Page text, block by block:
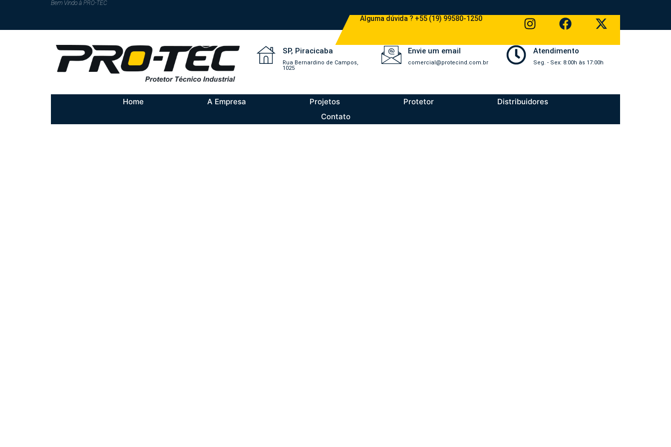
Bem Vindo à PRO-TEC​​
Alguma dúvida ? +55 (19) 99580-1250
SP, Piracicaba
Rua Bernardino de Campos,
1025
Envie um email
comercial@protecind.com.br
Atendimento
Seg. - Sex: 8:00h às 17:00h
Home A Empresa Projetos Protetor
Distribuidores
Contato